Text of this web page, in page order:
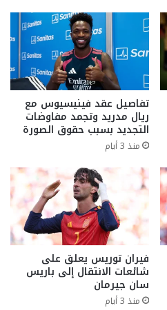
تفاصيل عقد فينيسيوس مع
ريال مدريد وتجمد مفاوضات
التجديد بسبب حقوق الصورة
منذ 3 أيام
فيران توريس يعلق على
شائعات الانتقال إلى باريس
سان جيرمان
منذ 3 أيام